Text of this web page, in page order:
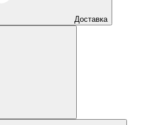
Доставка